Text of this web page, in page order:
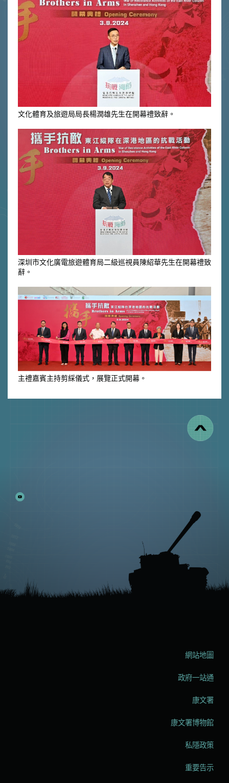
文化體育及旅遊局局長楊潤雄先生在開幕禮致辭。
深圳市文化廣電旅遊體育局二級巡視員陳紹華先生在開幕禮致
辭。
主禮嘉賓主持剪綵儀式，展覽正式開幕。
網站地圖
政府一站通
康文署
康文署博物館
私隱政策
重要告示